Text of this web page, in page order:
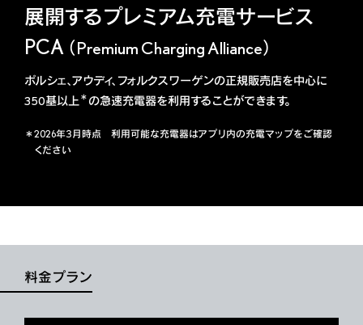
展開するプレミアム充電サービス
PCA （Premium Charging Alliance）
ポルシェ、アウディ、フォルクスワーゲンの正規販売店を中心に
350基以上 ＊ の急速充電器を利用することができます。
＊2026年3月時点 利用可能な充電器はアプリ内の充電マップをご確認
ください
料金プラン